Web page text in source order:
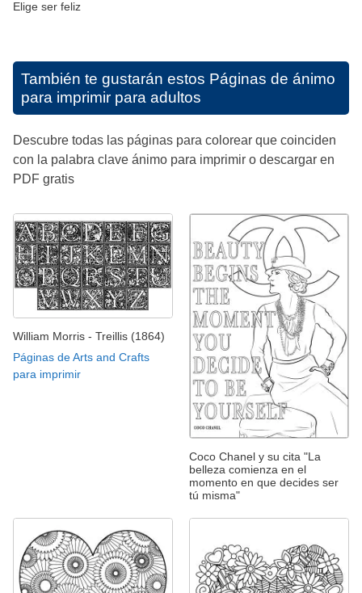
Elige ser feliz
También te gustarán estos Páginas de ánimo
para imprimir para adultos
Descubre todas las páginas para colorear que coinciden
con la palabra clave ánimo para imprimir o descargar en
PDF gratis
William Morris - Treillis (1864)
Páginas de Arts and Crafts
para imprimir
Coco Chanel y su cita "La
belleza comienza en el
momento en que decides ser
tú misma"